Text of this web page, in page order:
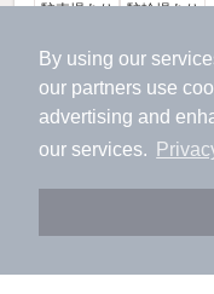
By using our
our partners use
advertising and
our services.
アプリに切り替
会員登録なしです
駐車場あり 駐輪場あり
6 万円
（管理
敷
お